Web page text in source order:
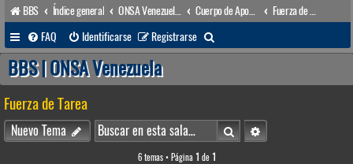
BBS Índice general
FAQ
Identificarse Registrarse
u
a
r
BBS | ONSA Venezuela
Fuerza de Tarea
Nuevo Tema BuscarBúsqueda avanzada
6 temas • Página 1 de 1